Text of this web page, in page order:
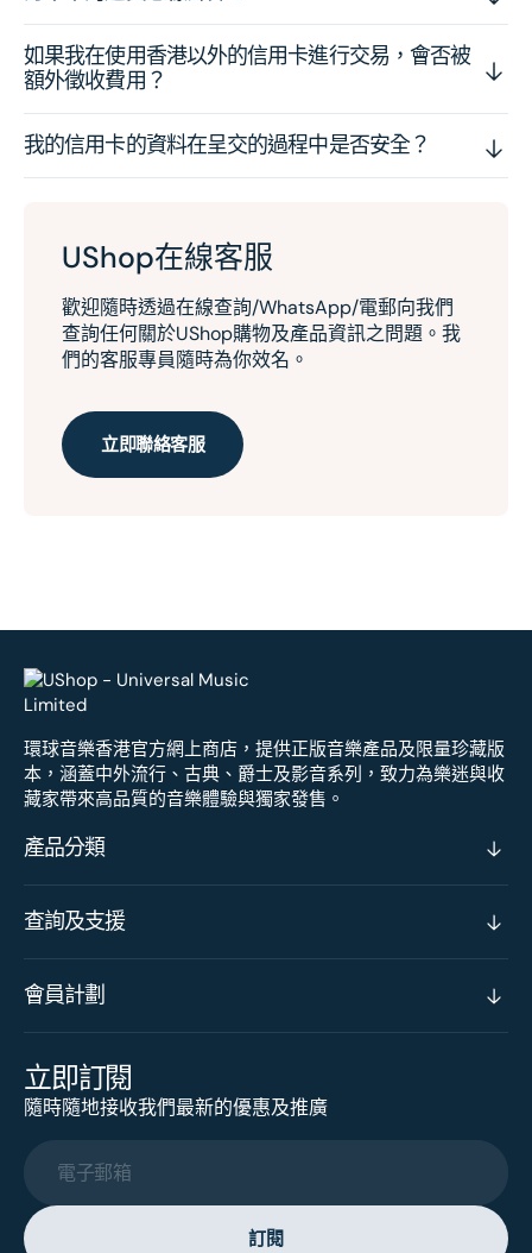
如果我在使用香港以外的信用卡進行交易，會否被
額外徵收費用？
我的信用卡的資料在呈交的過程中是否安全？
UShop在線客服
歡迎隨時透過在線查詢/WhatsApp/電郵向我們
查詢任何關於UShop購物及產品資訊之問題。我
們的客服專員隨時為你效名。
立即聯絡客服
環球音樂香港官方網上商店，提供正版音樂產品及限量珍藏版
本，涵蓋中外流行、古典、爵士及影音系列，致力為樂迷與收
藏家帶來高品質的音樂體驗與獨家發售。
產品分類
查詢及支援
會員計劃
立即訂閱
隨時隨地接收我們最新的優惠及推廣
電子郵箱
訂閱